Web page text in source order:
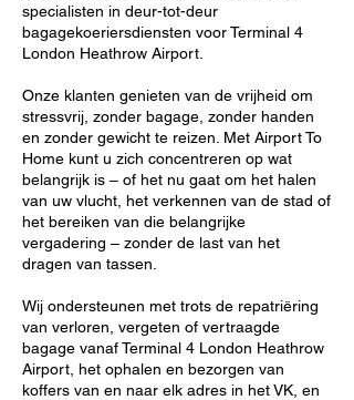
specialisten in deur-tot-deur
bagagekoeriersdiensten voor Terminal 4
London Heathrow Airport.
Onze klanten genieten van de vrijheid om
stressvrij, zonder bagage, zonder handen
en zonder gewicht te reizen. Met Airport To
Home kunt u zich concentreren op wat
belangrijk is – of het nu gaat om het halen
van uw vlucht, het verkennen van de stad of
het bereiken van die belangrijke
vergadering – zonder de last van het
dragen van tassen.
Wij ondersteunen met trots de repatriëring
van verloren, vergeten of vertraagde
bagage vanaf Terminal 4 London Heathrow
Airport, het ophalen en bezorgen van
koffers van en naar elk adres in het VK, en